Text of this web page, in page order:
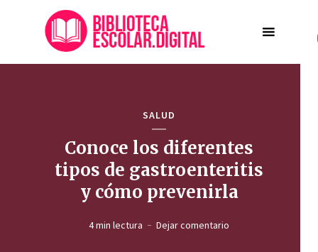
SALUD
Conoce los diferentes
tipos de gastroenteritis
y cómo prevenirla
4 min lectura Dejar comentario